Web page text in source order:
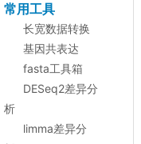
常用工具
长宽数据转换
基因共表达
fasta工具箱
DESeq2差异分
析
limma差异分